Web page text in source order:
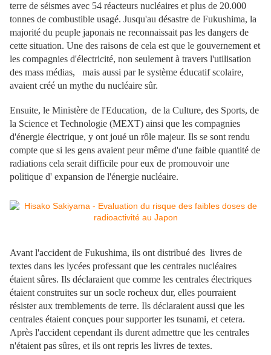
terre de séismes avec 54 réacteurs nucléaires et plus de 20.000
tonnes de combustible usagé. Jusqu'au désastre de Fukushima, la
majorité du peuple japonais ne reconnaissait pas les dangers de
cette situation. Une des raisons de cela est que le gouvernement et
les compagnies d'électricité, non seulement à travers l'utilisation
des mass médias, mais aussi par le système éducatif scolaire,
avaient créé un mythe du nucléaire sûr.
Ensuite, le Ministère de l'Education, de la Culture, des Sports, de
la Science et Technologie (MEXT) ainsi que les compagnies
d'énergie électrique, y ont joué un rôle majeur. Ils se sont rendu
compte que si les gens avaient peur même d'une faible quantité de
radiations cela serait difficile pour eux de promouvoir une
politique d' expansion de l'énergie nucléaire.
Avant l'accident de Fukushima, ils ont distribué des livres de
textes dans les lycées professant que les centrales nucléaires
étaient sûres. Ils déclaraient que comme les centrales électriques
étaient construites sur un socle rocheux dur, elles pourraient
résister aux tremblements de terre. Ils déclaraient aussi que les
centrales étaient conçues pour supporter les tsunami, et cetera.
Après l'accident cependant ils durent admettre que les centrales
n'étaient pas sûres, et ils ont repris les livres de textes.